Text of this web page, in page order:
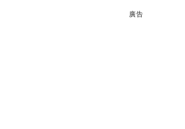
廣告